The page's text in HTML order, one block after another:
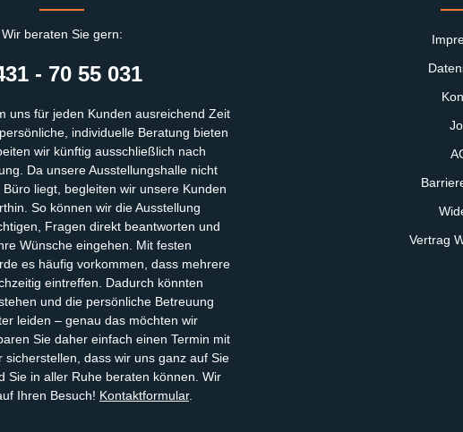
Wir beraten Sie gern:
- 70 55 031
uns für jeden Kunden ausreichend Zeit
individuelle Beratung bieten
wir künftig ausschließlich nach
Da unsere Ausstellungshalle nicht
liegt, begleiten wir unsere Kunden
So können wir die Ausstellung
Fragen direkt beantworten und
Wünsche eingehen. Mit festen
es häufig vorkommen, dass mehrere
eintreffen. Dadurch könnten
und die persönliche Betreuung
leiden – genau das möchten wir
Sie daher einfach einen Termin mit
sicherstellen, dass wir uns ganz auf Sie
Sie in aller Ruhe beraten können. Wir
Ihren Besuch! Kontaktformular.
Vertrag